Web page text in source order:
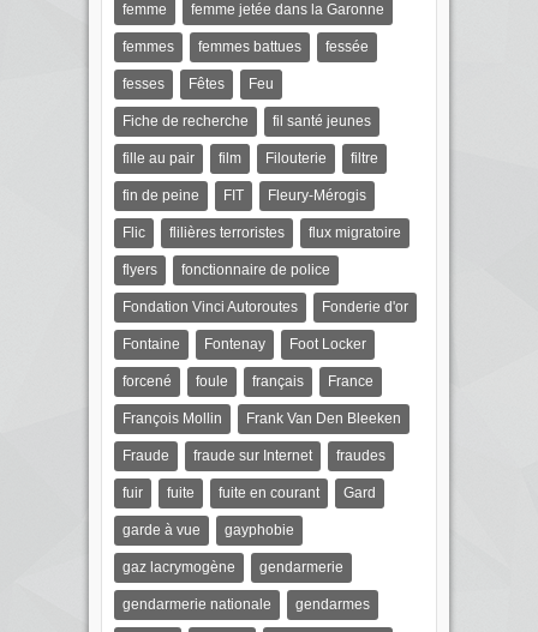
femme femme jetée dans la Garonne
femmes femmes battues fessée
fesses Fêtes Feu
Fiche de recherche fil santé jeunes
fille au pair film Filouterie filtre
fin de peine FIT Fleury-Mérogis
Flic flilières terroristes flux migratoire
flyers fonctionnaire de police
Fondation Vinci Autoroutes Fonderie d'or
Fontaine Fontenay Foot Locker
forcené foule français France
François Mollin Frank Van Den Bleeken
Fraude fraude sur Internet fraudes
fuir fuite fuite en courant Gard
garde à vue gayphobie
gaz lacrymogène gendarmerie
gendarmerie nationale gendarmes